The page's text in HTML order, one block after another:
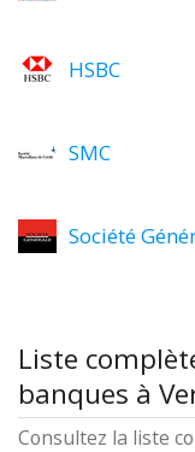
HSBC
SMC
Société
Liste
banques à
Consultez la liste